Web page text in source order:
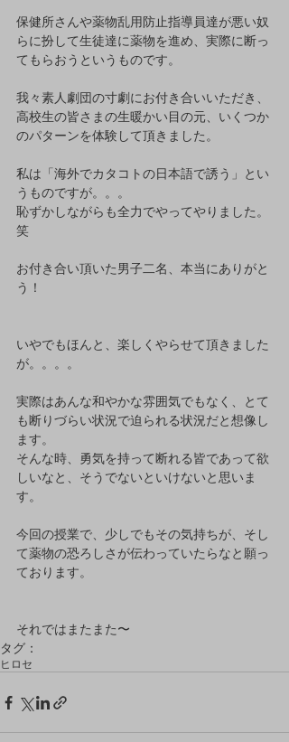
保健所さんや薬物乱用防止指導員達が悪い奴
らに扮して生徒達に薬物を進め、実際に断っ
てもらおうというものです。
我々素人劇団の寸劇にお付き合いいただき、
高校生の皆さまの生暖かい目の元、いくつか
のパターンを体験して頂きました。
私は「海外でカタコトの日本語で誘う」とい
うものですが。。。
恥ずかしながらも全力でやってやりました。
笑
お付き合い頂いた男子二名、本当にありがと
う！
いやでもほんと、楽しくやらせて頂きました
が。。。。
実際はあんな和やかな雰囲気でもなく、とて
も断りづらい状況で迫られる状況だと想像し
ます。
そんな時、勇気を持って断れる皆であって欲
しいなと、そうでないといけないと思いま
す。
今回の授業で、少しでもその気持ちが、そし
て薬物の恐ろしさが伝わっていたらなと願っ
ております。
それではまたまた〜
タグ：
ヒロセ